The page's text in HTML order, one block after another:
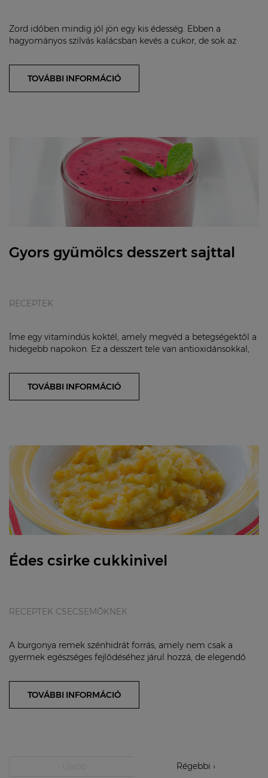
Zord időben mindig jól jön egy kis édesség. Ebben a
hagyományos szilvás kalácsban kevés a cukor, de sok az
TOVÁBBI INFORMÁCIÓ
Gyors gyümölcs desszert sajttal
RECEPTEK
Íme egy vitamindús koktél, amely megvéd a betegségektől a
hidegebb napokon. Ez a desszert tele van antioxidánsokkal,
TOVÁBBI INFORMÁCIÓ
Édes csirke cukkinivel
RECEPTEK CSECSEMŐKNEK
A burgonya remek szénhidrát forrás, amely nem csak a
gyermek egészséges fejlődéséhez járul hozzá, de elegendő
TOVÁBBI INFORMÁCIÓ
Régebbi ›